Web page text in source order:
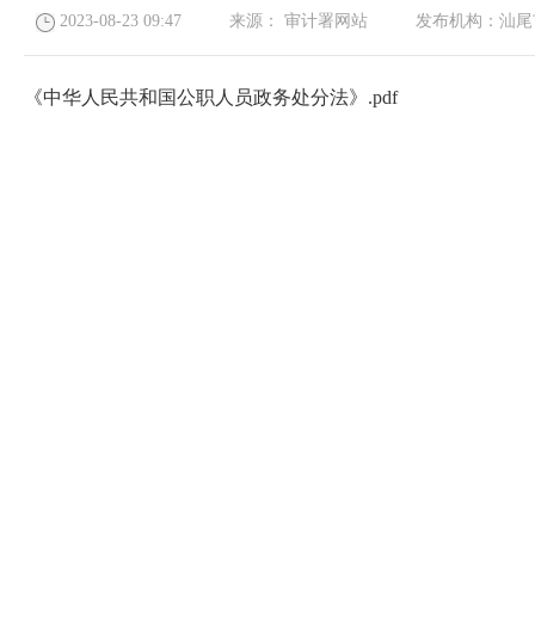
2023-08-23 09:47 来源： 审计署网站 发布机构： 汕
《中华人民共和国公职人员政务处分法》.pdf